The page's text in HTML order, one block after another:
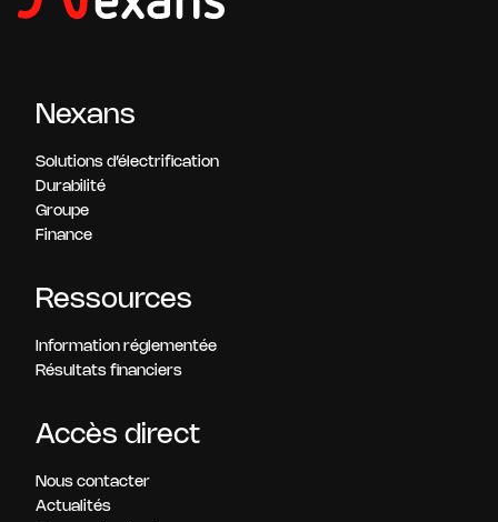
Nexans
Solutions d’électrification
Durabilité
Groupe
Finance
Ressources
Information réglementée
Résultats financiers
Accès direct
Nous contacter
Actualités